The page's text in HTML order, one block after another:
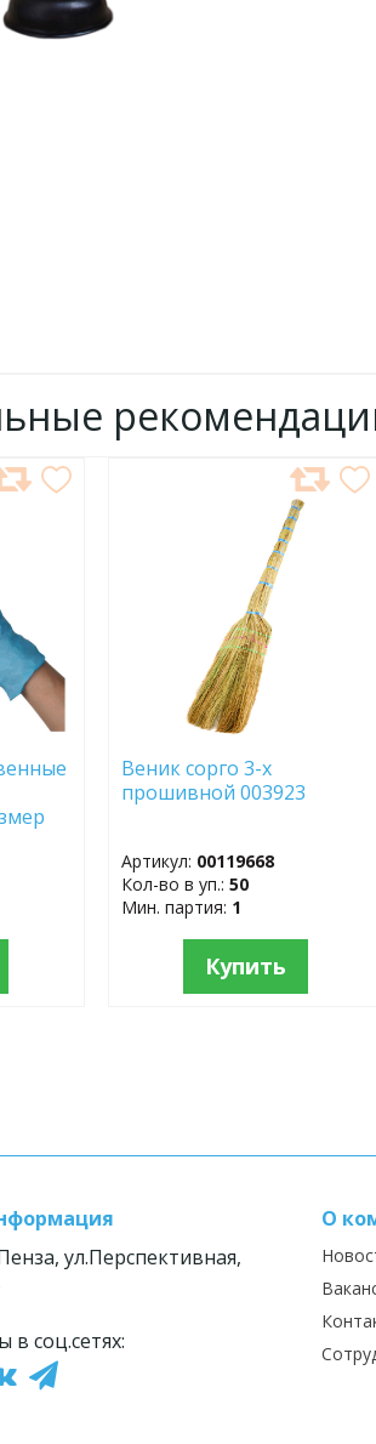
Веник сорго 3-х
прошивной 003923
Артикул: 00119668
Кол-во в уп.:50
Мин. партия: 1
Купить
ул.Перспективная,
в соц.сетях:
О